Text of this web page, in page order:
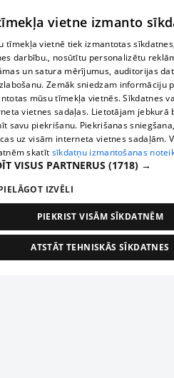
vietne izmanto
tīmekļa vietnē tiek izmantotas
darbību., nosūtītu personalizētu
un satura mērījumus, auditorijas
Zemāk sniedzam informāciju
mūsu tīmekļa vietnēs. Sīkdatnes
vietnes sadaļas. Lietotājam
savu piekrišanu. Piekrišanas
uz visām interneta vietnes sadaļām.
skatīt sīkdatņu izmantošanas
VISUS PARTNERUS (1718) →
IZVĒLI
PIEKRIST VISĀM SĪKDATNĒM
ATSTĀT TEHNISKĀS SĪKDATNES